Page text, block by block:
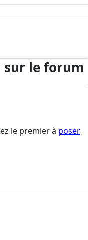
sur le forum
le premier à poser